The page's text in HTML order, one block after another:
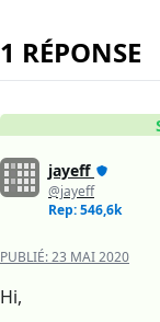
1 RÉPONSE
jayeff
@jayeff
Rep: 546,6k
PUBLIÉ:23 MAI 2020
Hi,